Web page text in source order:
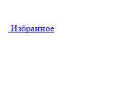
Избранное